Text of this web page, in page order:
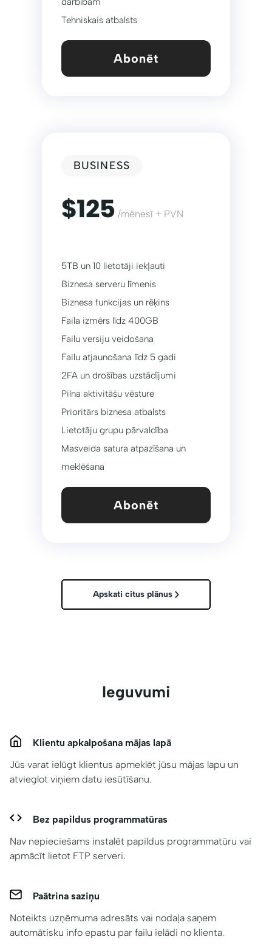
Tehniskais atbalsts
Abonēt
BUSINESS
$125 /mēnesī + PVN
5TB un 10 lietotāji iekļauti
Biznesa serveru līmenis
Biznesa funkcijas un rēķins
Faila izmērs līdz 400GB
Failu versiju veidošana
Failu atjaunošana līdz 5 gadi
2FA un drošības uzstādījumi
Pilna aktivitāšu vēsture
Prioritārs biznesa atbalsts
Lietotāju grupu pārvaldība
Masveida satura atpazīšana un
meklēšana
Abonēt
Apskati citus plānus
Ieguvumi
Klientu apkalpošana mājas lapā
Jūs varat ielūgt klientus apmeklēt jūsu mājas lapu un
atvieglot viņiem datu iesūtīšanu.
Bez papildus programmatūras
Nav nepieciešams instalēt papildus programmatūru vai
apmācīt lietot FTP serveri.
Paātrina saziņu
Noteikts uzņēmuma adresāts vai nodaļa saņem
automātisku info epastu par failu ielādi no klienta.